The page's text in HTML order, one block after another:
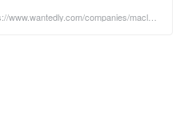
とは、これから"なにかを成し
www.wantedly.com/companies/maclog